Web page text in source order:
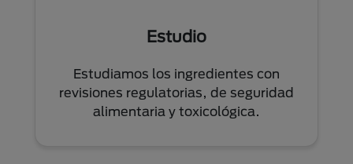
Estudio
Estudiamos los ingredientes con
revisiones regulatorias, de seguridad
alimentaria y toxicológica.